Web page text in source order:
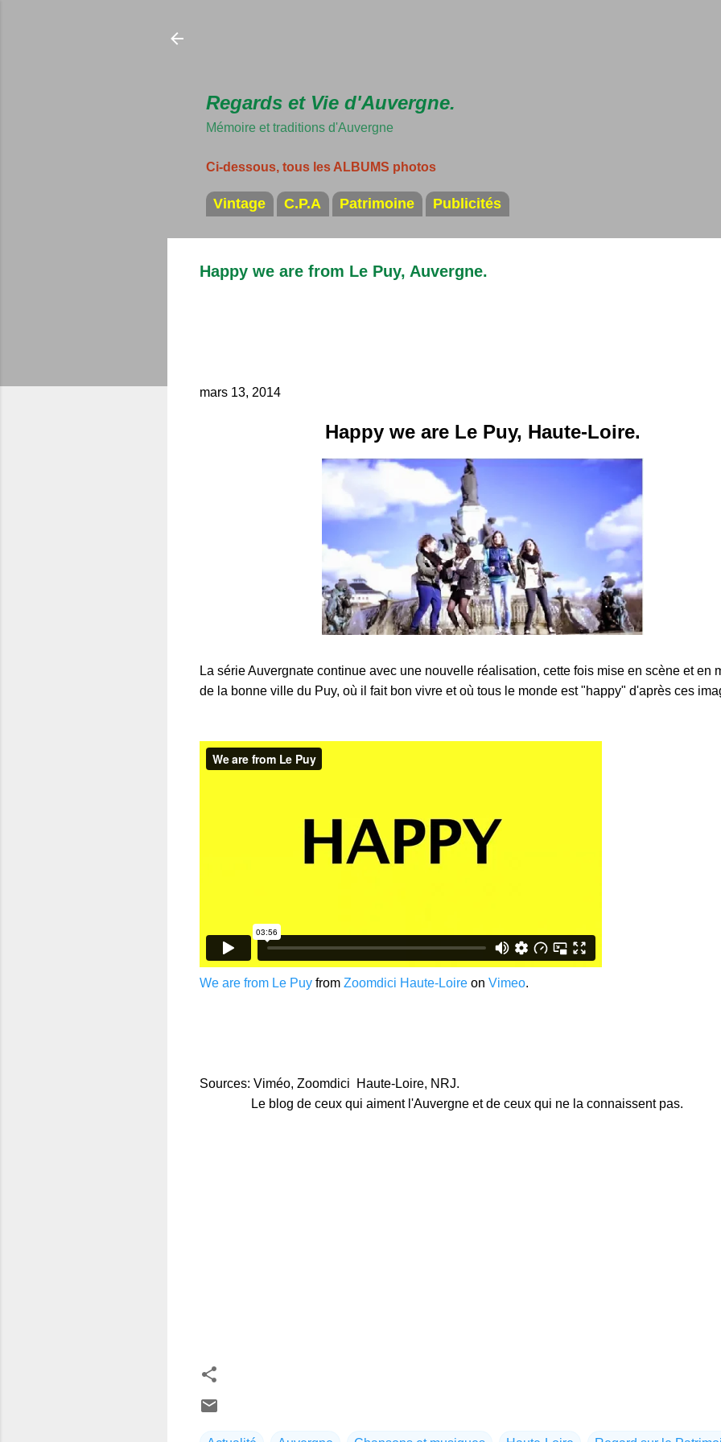
Regards et Vie d'Auvergne.
Mémoire et traditions d'Auvergne
Ci-dessous, tous les ALBUMS photos
Vintage C.P.A Patrimoine Publicités
Happy we are from Le Puy, Auvergne.
mars 13, 2014
Happy we are Le Puy, Haute-Loire.
La série Auvergnate continue avec une nouvelle réalisation, cette fois mise en scène et en
de la bonne ville du Puy, où il fait bon vivre et où tous le monde est "happy" d'après ces
We are from Le Puy from Zoomdici Haute-Loire on Vimeo.
Sources: Viméo, Zoomdici Haute-Loire, NRJ.
Le blog de ceux qui aiment l'Auvergne et de ceux qui ne la connaissent pas.